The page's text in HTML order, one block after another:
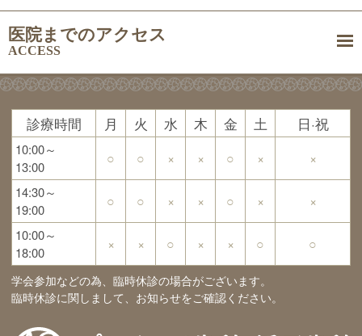
医院までのアクセス
ACCESS
診療時間 月 火 水 木 金 土 日·祝
10:00～
13:00
○ ○ × × ○ × ×
14:30～
19:00
○ ○ × × ○ × ×
10:00～
18:00
× × ○ × × ○ ○
学会参加などの為、臨時休診の場合がございます。
臨時休診に関しまして、お知らせをご確認ください。